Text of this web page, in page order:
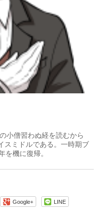
小僧習わぬ経を読むから
スミドルである。一時期ブ
を機に復帰。
Google+ LINE